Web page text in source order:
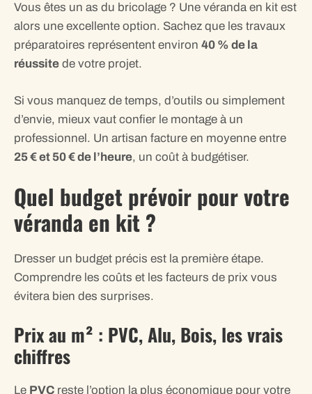
Vous êtes un as du bricolage ? Une véranda en kit est
alors une excellente option. Sachez que les travaux
préparatoires représentent environ 40 % de la
réussite de votre projet.
Si vous manquez de temps, d’outils ou simplement
d’envie, mieux vaut confier le montage à un
professionnel. Un artisan facture en moyenne entre
25 € et 50 € de l’heure, un coût à budgétiser.
Quel budget prévoir pour votre
véranda en kit ?
Dresser un budget précis est la première étape.
Comprendre les coûts et les facteurs de prix vous
évitera bien des surprises.
Prix au m² : PVC, Alu, Bois, les vrais
chiffres
Le PVC reste l’option la plus économique pour votre